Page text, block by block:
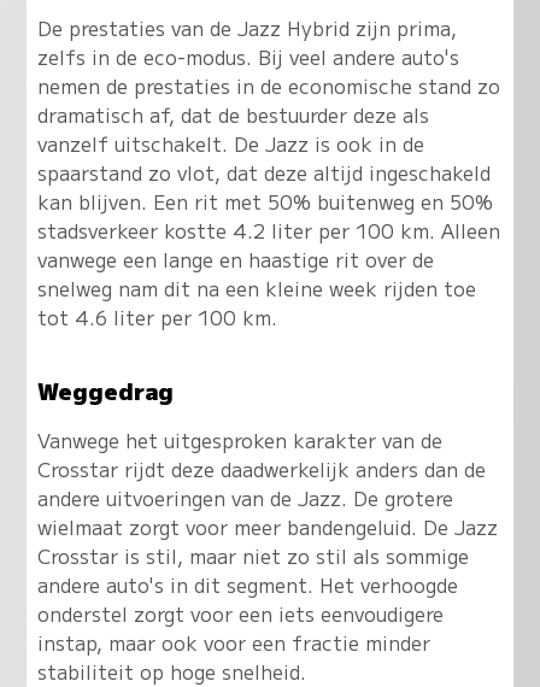
De prestaties van de Jazz Hybrid zijn prima,
zelfs in de eco-modus. Bij veel andere auto's
nemen de prestaties in de economische stand zo
dramatisch af, dat de bestuurder deze als
vanzelf uitschakelt. De Jazz is ook in de
spaarstand zo vlot, dat deze altijd ingeschakeld
kan blijven. Een rit met 50% buitenweg en 50%
stadsverkeer kostte 4.2 liter per 100 km. Alleen
vanwege een lange en haastige rit over de
snelweg nam dit na een kleine week rijden toe
tot 4.6 liter per 100 km.
Weggedrag
Vanwege het uitgesproken karakter van de
Crosstar rijdt deze daadwerkelijk anders dan de
andere uitvoeringen van de Jazz. De grotere
wielmaat zorgt voor meer bandengeluid. De Jazz
Crosstar is stil, maar niet zo stil als sommige
andere auto's in dit segment. Het verhoogde
onderstel zorgt voor een iets eenvoudigere
instap, maar ook voor een fractie minder
stabiliteit op hoge snelheid.